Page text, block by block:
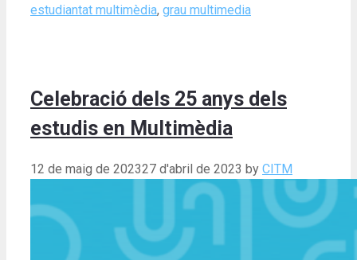
estudiantat multimèdia, grau multimedia
Celebració dels 25 anys dels
estudis en Multimèdia
12 de maig de 202327 d'abril de 2023 by CITM